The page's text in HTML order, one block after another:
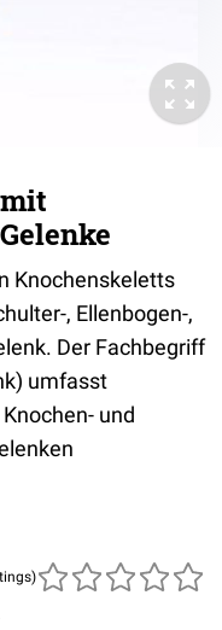
Knochenskeletts
, Ellenbogen-,
Der Fachbegriff
umfasst
und